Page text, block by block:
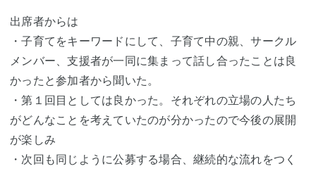
出席者からは
・子育てをキーワードにして、子育て中の親、サークル
メンバー、支援者が一同に集まって話し合ったことは良
かったと参加者から聞いた。
・第１回目としては良かった。それぞれの立場の人たち
がどんなことを考えていたのが分かったので今後の展開
が楽しみ
・次回も同じように公募する場合、継続的な流れをつく